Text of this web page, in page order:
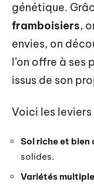
génétique.
framboisiers,
envies, on
l’on offre à ses
issus de son
Voici les
Sol riche et bien
solides.
Variétés